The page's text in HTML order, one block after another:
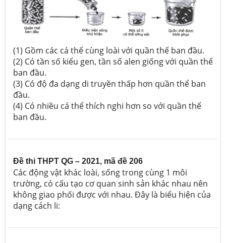
(1) Gồm các cá thể cùng loài với quần thể ban đầu.
(2) Có tần số kiểu gen, tần số alen giống với quần thể
ban đầu.
(3) Có độ đa dạng di truyền thấp hơn quần thể ban
đầu.
(4) Có nhiều cá thể thích nghi hơn so với quần thể
ban đầu.
Đề thi THPT QG – 2021, mã đề 206
Các động vật khác loài, sống trong cùng 1 môi
trường, có cấu tạo cơ quan sinh sản khác nhau nên
không giao phối được với nhau. Đây là biểu hiện của
dạng cách li: